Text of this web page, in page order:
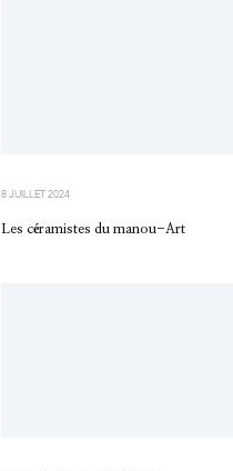
8 JUILLET 2024
Les céramistes du manou-Art